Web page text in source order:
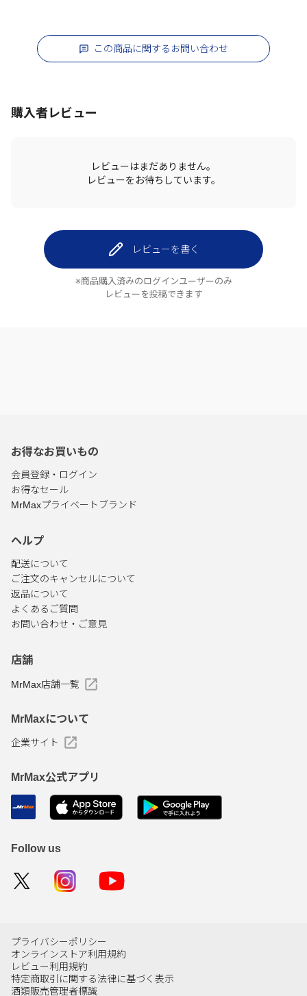
この商品に関するお問い合わせ
購入者レビュー
レビューはまだありません。
レビューをお待ちしています。
レビューを書く
※商品購入済みのログインユーザーのみ
レビューを投稿できます
お得なお買いもの
会員登録・ログイン
お得なセール
MrMaxプライベートブランド
ヘルプ
配送について
ご注文のキャンセルについて
返品について
よくあるご質問
お問い合わせ・ご意見
店舗
MrMax店舗一覧
MrMaxについて
企業サイト
MrMax公式アプリ
Follow us
プライバシーポリシー
オンラインストア利用規約
レビュー利用規約
特定商取引に関する法律に基づく表示
酒類販売管理者標識